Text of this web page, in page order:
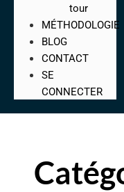
tour
MÉTHODOLOGIE
BLOG
CONTACT
SE
CONNECTER